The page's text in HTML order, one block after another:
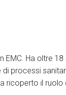
EMC. Ha oltre
processi
ricoperto il ruolo